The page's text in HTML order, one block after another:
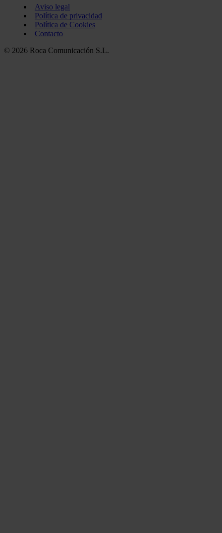
Aviso legal
Política de privacidad
Política de Cookies
Contacto
© 2026 Roca Comunicación S.L.